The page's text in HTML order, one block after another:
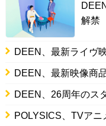
解禁
DEEN、最新ライヴ
DEEN、最新映像商
DEEN、26周年のス
POLYSICS、TVア